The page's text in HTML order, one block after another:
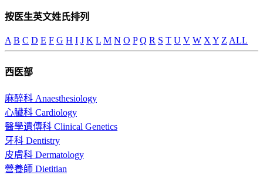
按医生英文姓氏排列
A B C D E F G H I J K L M N O P Q R S T U V W X Y Z ALL
西医部
麻醉科 Anaesthesiology
心臟科 Cardiology
醫學遺傳科 Clinical Genetics
牙科 Dentistry
皮膚科 Dermatology
營養師 Dietitian